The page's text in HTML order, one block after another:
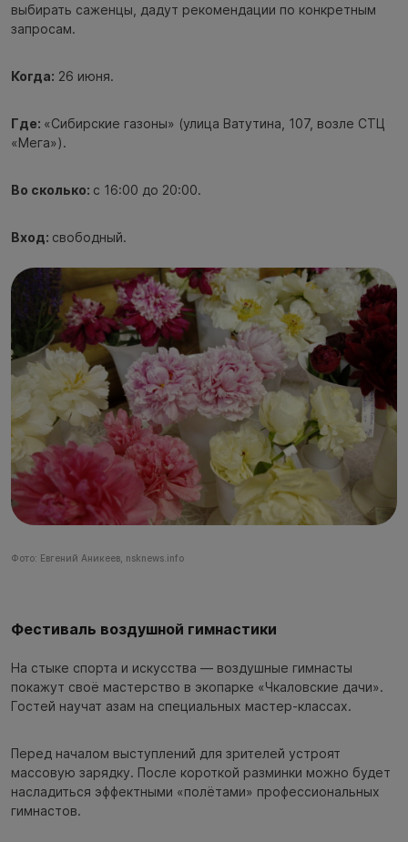
выбирать саженцы, дадут рекомендации по конкретным
запросам.
Когда: 26 июня.
Где: «Сибирские газоны» (улица Ватутина, 107, возле СТЦ
«Мега»).
Во сколько: с 16:00 до 20:00.
Вход: свободный.
Фото: Евгений Аникеев, nsknews.info
Фестиваль воздушной гимнастики
На стыке спорта и искусства — воздушные гимнасты
покажут своё мастерство в экопарке «Чкаловские дачи».
Гостей научат азам на специальных мастер-классах.
Перед началом выступлений для зрителей устроят
массовую зарядку. После короткой разминки можно будет
насладиться эффектными «полётами» профессиональных
гимнастов.